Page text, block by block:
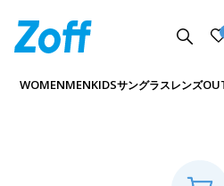
WOMENMENKIDSサングラスレンズ